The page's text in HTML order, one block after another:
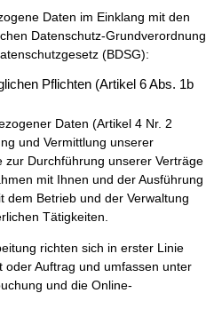
Daten im Einklang mit den
Datenschutz-Grundverordnung
(BDSG):
Pflichten (Artikel 6 Abs. 1b
Daten (Artikel 4 Nr. 2
und Vermittlung unserer
zur Durchführung unserer Verträge
mit Ihnen und der Ausführung
dem Betrieb und der Verwaltung
Tätigkeiten.
richten sich in erster Linie
oder Auftrag und umfassen unter
und die Online-